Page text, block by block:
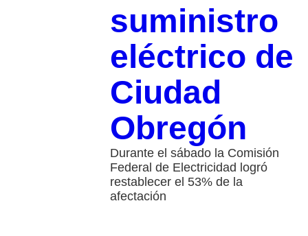
suministro
eléctrico de
Ciudad
Obregón
Durante el sábado la Comisión
Federal de Electricidad logró
restablecer el 53% de la
afectación